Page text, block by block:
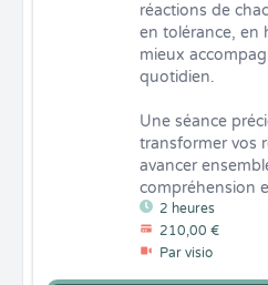
2 heures
210,00 €
Par visio
réactions de
en tolérance, en
mieux
quotidien.
Une séance
transformer vos
avancer
compréhension